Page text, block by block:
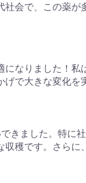
社会で、この薬が
になりました！私
で大きな変化を
きました。特に
穫です。さらに